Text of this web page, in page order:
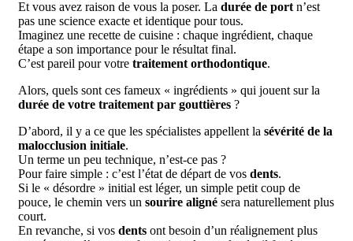
Et vous avez raison de vous la poser. La durée de port n’est
pas une science exacte et identique pour tous.
Imaginez une recette de cuisine : chaque ingrédient, chaque
étape a son importance pour le résultat final.
C’est pareil pour votre traitement orthodontique.
Alors, quels sont ces fameux « ingrédients » qui jouent sur la
durée de votre traitement par gouttières ?
D’abord, il y a ce que les spécialistes appellent la sévérité de la
malocclusion initiale.
Un terme un peu technique, n’est-ce pas ?
Pour faire simple : c’est l’état de départ de vos dents.
Si le « désordre » initial est léger, un simple petit coup de
pouce, le chemin vers un sourire aligné sera naturellement plus
court.
En revanche, si vos dents ont besoin d’un réalignement plus